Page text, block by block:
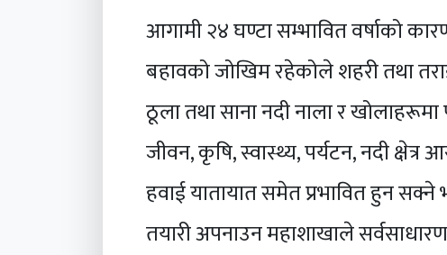
आगामी २४ घण्टा सम्भावित वर्षाको
बहावको जोखिम रहेकोले शहरी तथा
ठूला तथा साना नदी नाला र
जीवन, कृषि, स्वास्थ्य, पर्यटन, नदी
हवाई यातायात समेत प्रभावित हुन
तयारी अपनाउन महाशाखाले